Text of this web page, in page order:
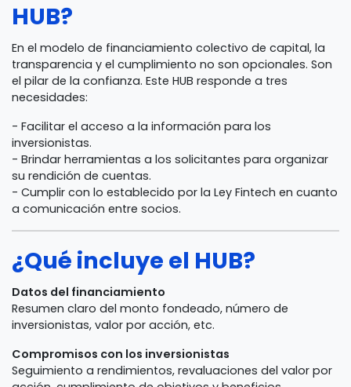
HUB?
En el modelo de financiamiento colectivo de capital, la
transparencia y el cumplimiento no son opcionales. Son
el pilar de la confianza. Este HUB responde a tres
necesidades:
- Facilitar el acceso a la información para los
inversionistas.
- Brindar herramientas a los solicitantes para organizar
su rendición de cuentas.
- Cumplir con lo establecido por la Ley Fintech en cuanto
a comunicación entre socios.
¿Qué incluye el HUB?
Datos del financiamiento
Resumen claro del monto fondeado, número de
inversionistas, valor por acción, etc.
Compromisos con los inversionistas
Seguimiento a rendimientos, revaluaciones del valor por